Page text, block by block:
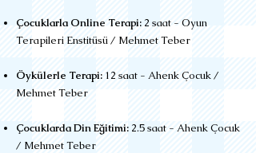
Çocuklarla Online Terapi:2 saat - Oyun
Terapileri Enstitüsü / Mehmet Teber
Öykülerle Terapi: 12 saat - Ahenk Çocuk/
Mehmet Teber
Çocuklarda Din Eğitimi: 2.5 saat - Ahenk Çocuk
/ Mehmet Teber